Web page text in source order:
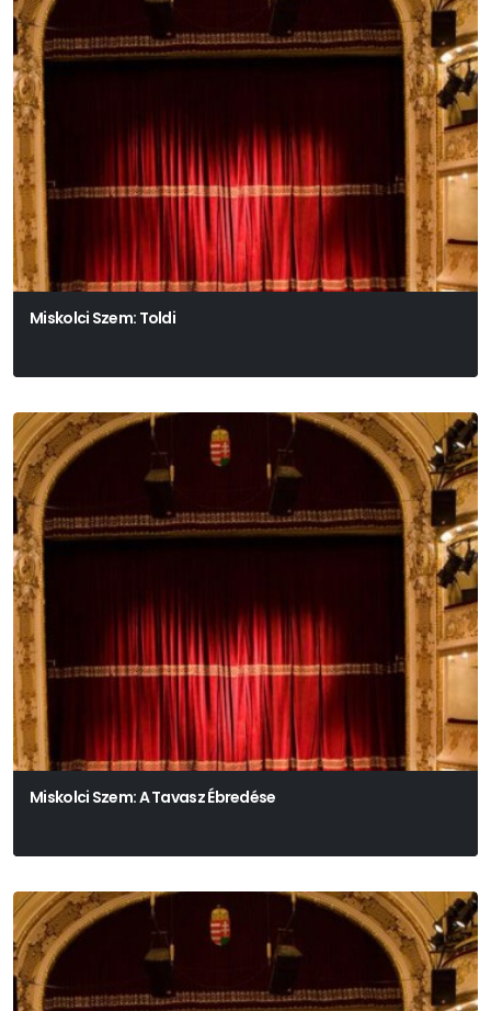
Miskolci Szem: Toldi
Miskolci Szem: A Tavasz Ébredése